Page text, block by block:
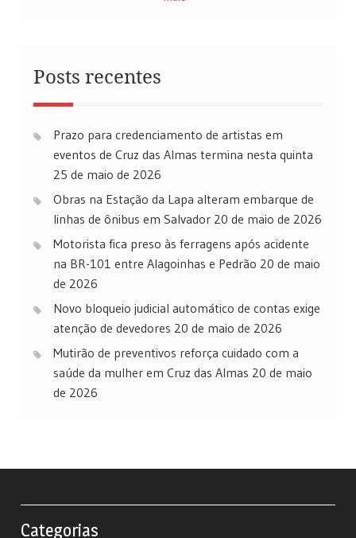
Posts recentes
Prazo para credenciamento de artistas em
eventos de Cruz das Almas termina nesta quinta
25 de maio de 2026
Obras na Estação da Lapa alteram embarque de
linhas de ônibus em Salvador 20 de maio de 2026
Motorista fica preso às ferragens após acidente
na BR-101 entre Alagoinhas e Pedrão 20 de maio
de 2026
Novo bloqueio judicial automático de contas exige
atenção de devedores 20 de maio de 2026
Mutirão de preventivos reforça cuidado com a
saúde da mulher em Cruz das Almas 20 de maio
de 2026
Categorias